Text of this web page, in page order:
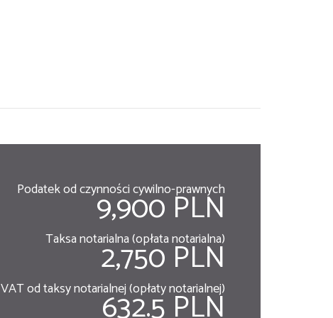
Podatek od czynności cywilno-prawnych
9,900 PLN
Taksa notarialna (opłata notarialna)
2,750 PLN
VAT od taksy notarialnej (opłaty notarialnej)